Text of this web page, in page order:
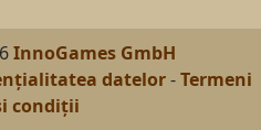
InnoGames GmbH
datelor-Termeni
condiții